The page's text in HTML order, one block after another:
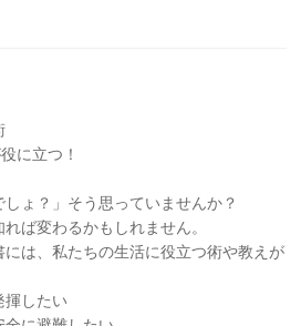
に立つ！
しょ？」そう思っていませんか？
ば変わるかもしれません。
は、私たちの生活に役立つ術や教えが
揮したい